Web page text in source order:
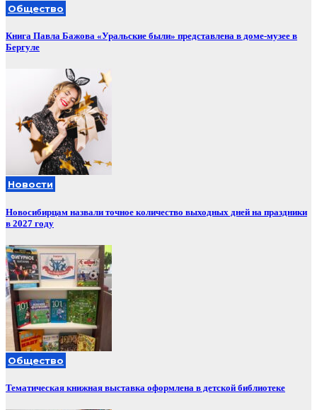
Общество
Книга Павла Бажова «Уральские были» представлена в доме-музее в
Бергуле
Новости
Новосибирцам назвали точное количество выходных дней на праздники
в 2027 году
Общество
Тематическая книжная выставка оформлена в детской библиотеке